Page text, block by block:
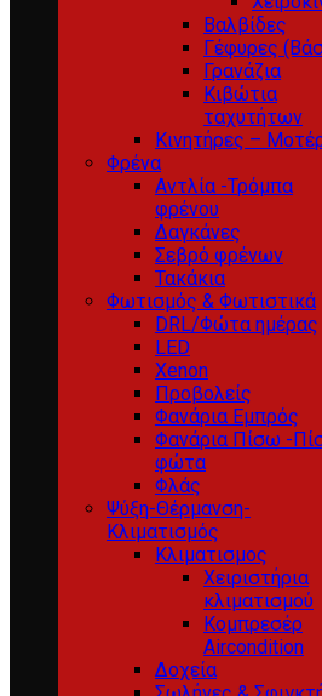
Βαλβίδες
Γέφυρες
Γρανάζια
Κιβώτια
ταχυτήτων
Κινητήρες –
Φρένα
Αντλία -Τρόμπα
φρένου
Δαγκάνες
Σεβρό φρένων
Τακάκια
Φωτισμός & Φωτιστικά
DRL/Φώτα ημέρας
LED
Xenon
Προβολείς
Φανάρια Εμπρός
Φανάρια Πίσω -
φώτα
Φλάς
Ψύξη-Θέρμανση-
Κλιματισμός
Κλιματισμος
Χειριστήρια
κλιματισμού
Κομπρεσέρ
Aircondition
Δοχεία